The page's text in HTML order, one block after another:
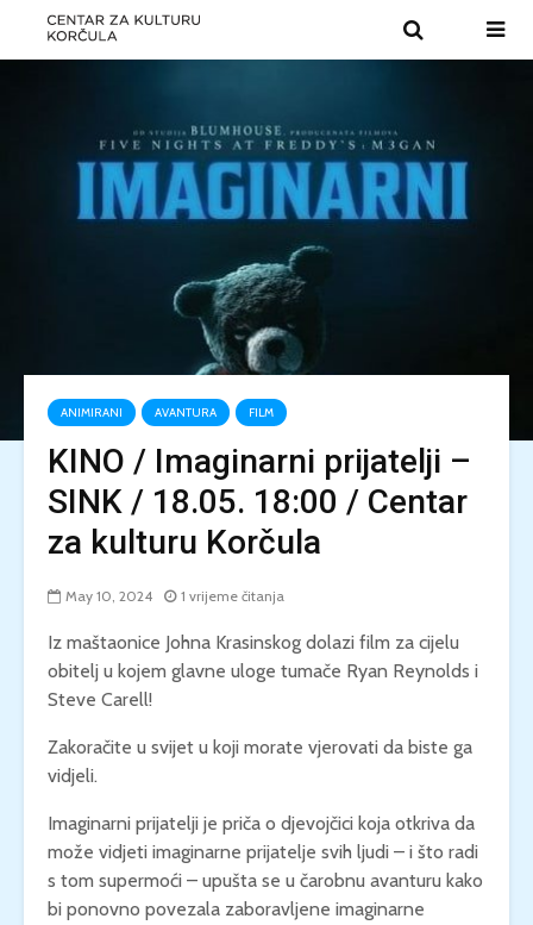
ANIMIRANI AVANTURA FILM
KINO / Imaginarni prijatelji –
SINK / 18.05. 18:00 / Centar
za kulturu Korčula
May 10, 2024 1 vrijeme čitanja
Iz maštaonice Johna Krasinskog dolazi film za cijelu
obitelj u kojem glavne uloge tumače Ryan Reynolds i
Steve Carell!
Zakoračite u svijet u koji morate vjerovati da biste ga
vidjeli.
Imaginarni prijatelji je priča o djevojčici koja otkriva da
može vidjeti imaginarne prijatelje svih ljudi – i što radi
s tom supermoći – upušta se u čarobnu avanturu kako
bi ponovno povezala zaboravljene imaginarne